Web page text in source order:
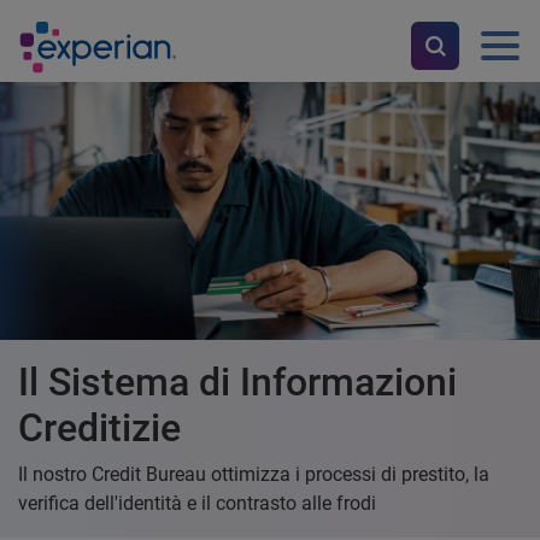
Il Sistema di Informazioni
Creditizie
Il nostro Credit Bureau ottimizza i processi di prestito, la
verifica dell'identità e il contrasto alle frodi